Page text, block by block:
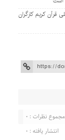
قرآن کریم کارگران
مجموع نظرات : 0
انتشار یافته : 0